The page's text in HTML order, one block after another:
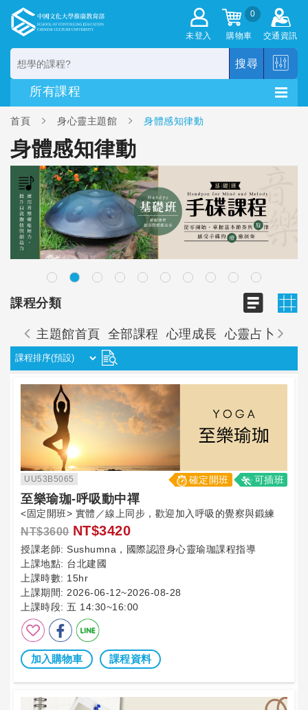
未登入
0
購物車 交通資訊
搜尋
首頁 身心靈主題館 身體感知律動
身體感知律動
課程分類
主題館首頁 全部課程 心理成長 心靈占卜 東
UU53B5065 可插班
確定開班
至樂瑜珈-呼吸動中禪
<固定開班> 實體／線上同步，歡迎加入呼吸的覺察與鍛練
NT$3600 NT$3420
授課老師: Sushumna，國際認證身心靈瑜珈課程指導
上課地點: 台北建國
上課時數: 15hr
上課期間: 2026-06-12~2026-08-28
上課時段: 五 14:30~16:00
加入購物車 課程資料